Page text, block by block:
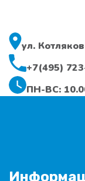
ул.
+7(495)
ПН-ВС: